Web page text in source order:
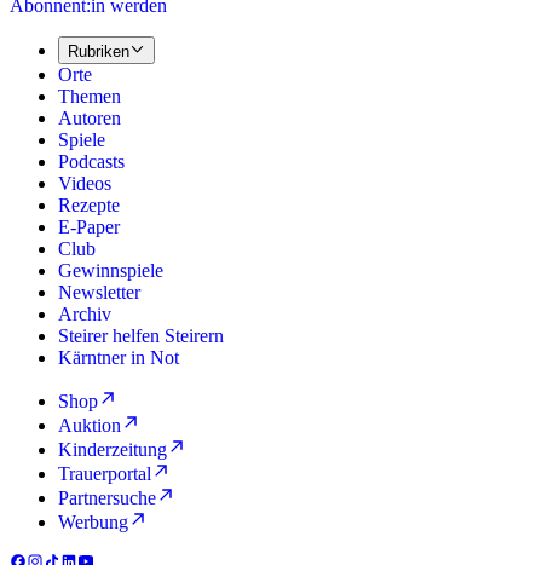
Abonnent:in werden
Rubriken
Orte
Themen
Autoren
Spiele
Podcasts
Videos
Rezepte
E-Paper
Club
Gewinnspiele
Newsletter
Archiv
Steirer helfen Steirern
Kärntner in Not
Shop
Auktion
Kinderzeitung
Trauerportal
Partnersuche
Werbung